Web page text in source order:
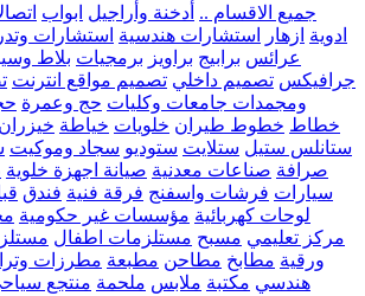
.. جميع الاقسام .. أدخنة وأراجيل ابواب
ادوية ازهار استشارات هندسية استشارات
عرائس برابيج براويز برمجيات بلاط
جرافيكس تصميم داخلي تصميم مواقع انترنت
ومجمدات جامعات وكليات حج وعمرة
خطاط خطوط طيران خلويات خياطة خيزران
ستانلس ستيل ستلايت ستوديو سجاد وموكيت
صرافة صناعات معدنية صيانة اجهزة خلوية
سيارات فرشات واسفنج فرقة فنية فندق
لوحات كهربائية مؤسسات غير حكومية
مركز تعليمي مسبح مستلزمات اطفال
ورقية مطابخ مطاحن مطبعة مطرزات
هندسي مكتبة ملابس ملحمة منتجع